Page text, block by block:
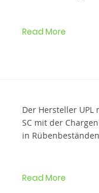
Read More
Der Hersteller UPL
SC mit der
in
Read More